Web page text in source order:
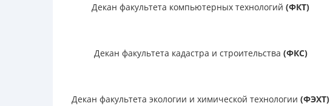
Декан факультета компьютерных технологий (ФКТ)
Декан факультета кадастра и строительства (ФКС)
Декан факультета экологии и химической технологии (ФЭХТ)